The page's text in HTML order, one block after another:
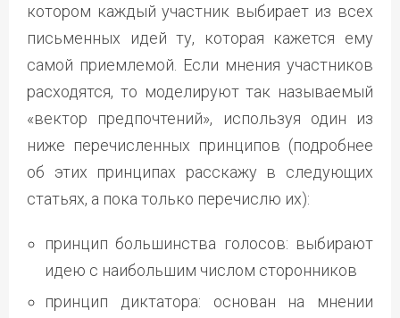
котором каждый участник выбирает из всех
письменных идей ту, которая кажется ему
самой приемлемой. Если мнения участников
расходятся, то моделируют так называемый
«вектор предпочтений», используя один из
ниже перечисленных принципов (подробнее
об этих принципах расскажу в следующих
статьях, а пока только перечислю их):
принцип большинства голосов: выбирают
идею с наибольшим числом сторонников
принцип диктатора: основан на мнении